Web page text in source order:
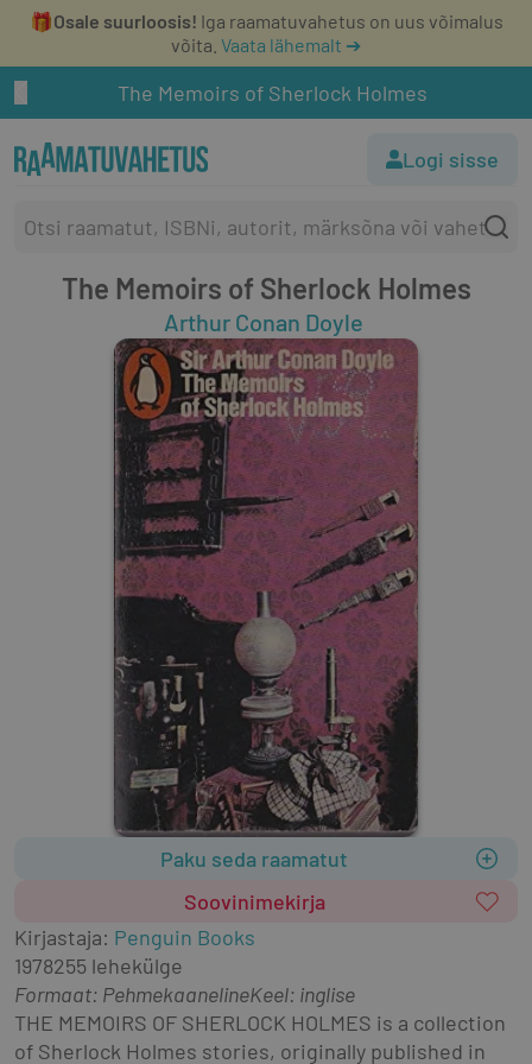
🎁Osale suurloosis! Iga raamatuvahetus on uus võimalus
võita. Vaata lähemalt ➔
The Memoirs of Sherlock Holmes
Logi sisse
The Memoirs of Sherlock Holmes
Arthur Conan Doyle
Paku seda raamatut
Soovinimekirja
Kirjastaja: Penguin Books
1978255 lehekülge
Formaat: PehmekaanelineKeel: inglise
THE MEMOIRS OF SHERLOCK HOLMES is a collection
of Sherlock Holmes stories, originally published in